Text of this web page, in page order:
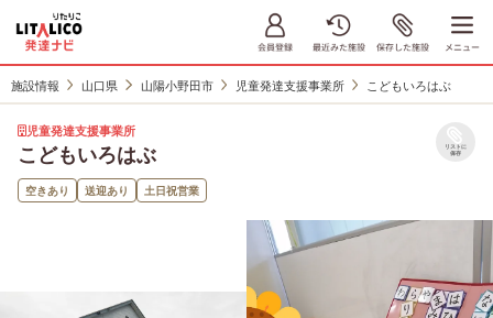
施設情報 山口県 山陽小野田市 児童発達支援事業所 こどもいろはぶ
児童発達支援事業所
こどもいろはぶ リストに
保存
空きあり 送迎あり 土日祝営業